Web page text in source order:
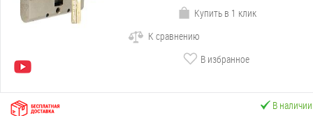
Купить в 1 клик
К сравнению
В избранное
В наличии